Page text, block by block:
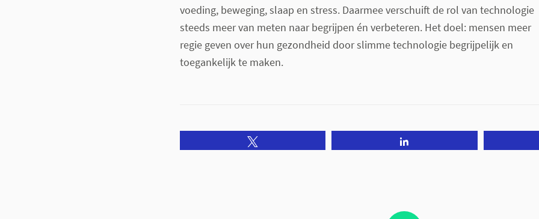
voeding, beweging, slaap en stress. Daarmee verschuift de rol van technologie
steeds meer van meten naar begrijpen én verbeteren. Het doel: mensen meer
regie geven over hun gezondheid door slimme technologie begrijpelijk en
toegankelijk te maken.